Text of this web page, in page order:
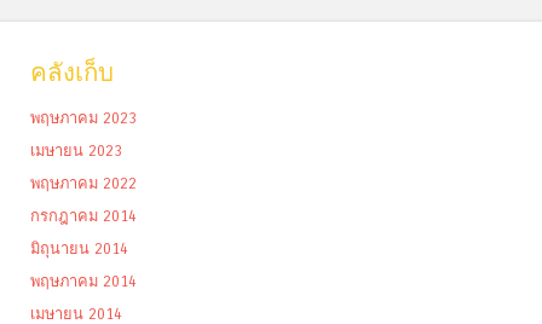
คลังเก็บ
พฤษภาคม 2023
เมษายน 2023
พฤษภาคม 2022
กรกฎาคม 2014
มิถุนายน 2014
พฤษภาคม 2014
เมษายน 2014